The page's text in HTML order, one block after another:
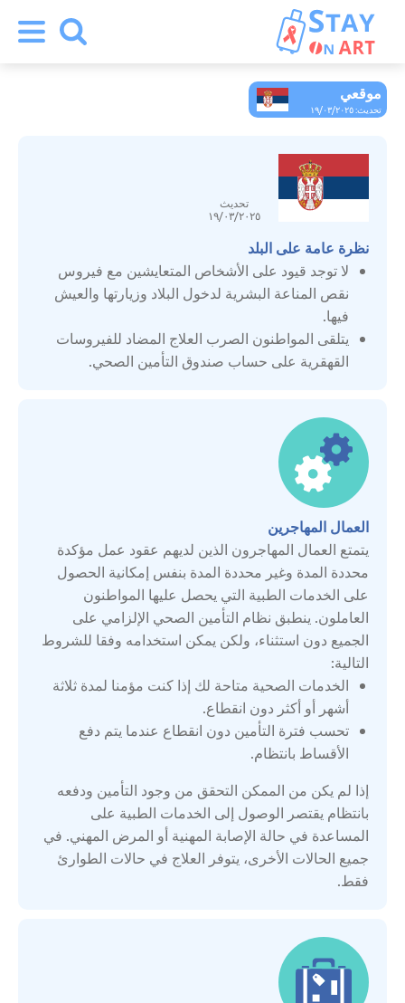
موقعي
تحديث: ١٩/٠٣/٢٠٢٥
تحديث
١٩/٠٣/٢٠٢٥
نظرة عامة على البلد
لا توجد قيود على الأشخاص المتعايشين مع فيروس
نقص المناعة البشرية لدخول البلاد وزيارتها والعيش
فيها.
يتلقى المواطنون الصرب العلاج المضاد للفيروسات
القهقرية على حساب صندوق التأمين الصحي.
العمال المهاجرين
يتمتع العمال المهاجرون الذين لديهم عقود عمل مؤكدة
محددة المدة وغير محددة المدة بنفس إمكانية الحصول
على الخدمات الطبية التي يحصل عليها المواطنون
العاملون. ينطبق نظام التأمين الصحي الإلزامي على
الجميع دون استثناء، ولكن يمكن استخدامه وفقا للشروط
التالية:
الخدمات الصحية متاحة لك إذا كنت مؤمنا لمدة ثلاثة
أشهر أو أكثر دون انقطاع.
تحسب فترة التأمين دون انقطاع عندما يتم دفع
الأقساط بانتظام.
إذا لم يكن من الممكن التحقق من وجود التأمين ودفعه
بانتظام يقتصر الوصول إلى الخدمات الطبية على
المساعدة في حالة الإصابة المهنية أو المرض المهني. في
جميع الحالات الأخرى، يتوفر العلاج في حالات الطوارئ
فقط.
أرمينيا
أوزبكستان
إسبانيا
إيطاليا
الاتحاد الروسي
التشيك
الجبل الأسود
الدنمارك
السويد
المملكة المتحدة
بلجيكا
بلغاريا
بولندا
تركيا